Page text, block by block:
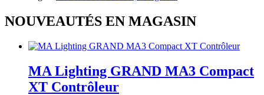
NOUVEAUTÉS EN MAGASIN
MA Lighting GRAND MA3 Compact
XT Contrôleur